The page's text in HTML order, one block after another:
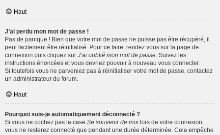
Haut
J’ai perdu mon mot de passe !
Pas de panique ! Bien que votre mot de passe ne puisse pas être récupéré, il
peut facilement être réinitialisé. Pour ce faire, rendez vous sur la page de
connexion puis cliquez sur J’ai oublié mon mot de passe . Suivez les
instructions énoncées et vous devriez pouvoir à nouveau vous connecter.
Si toutefois vous ne parveniez pas à réinitialiser votre mot de passe, contactez
un administrateur du forum.
Haut
Pourquoi suis-je automatiquement déconnecté ?
Si vous ne cochez pas la case Se souvenir de moi lors de votre connexion,
vous ne resterez connecté que pendant une durée déterminée. Cela empêche